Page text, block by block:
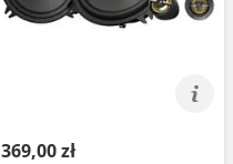
369,00 zł